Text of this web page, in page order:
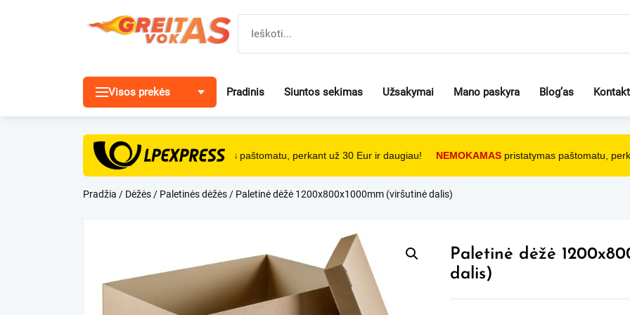
Visos prekės Pradinis Siuntos sekimas Užsakymai Mano paskyra Blog’as
NEMOKAMASpristatymas paštomatu, perkant už 30 Eur ir daugiau! NEMOKAMASpristatymas paštomatu,
Pradžia / Dėžės/ Paletinės dėžės/ Paletinė dėžė 1200x800x1000mm (viršutinė dalis)
Paletinė dėžė
dalis)